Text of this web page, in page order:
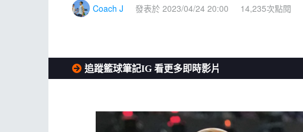
戰績排名
HBL
Coach J 發表於 2023/04/24 20:00 14,235次點閱
追蹤籃球筆記IG 看更多即時影片